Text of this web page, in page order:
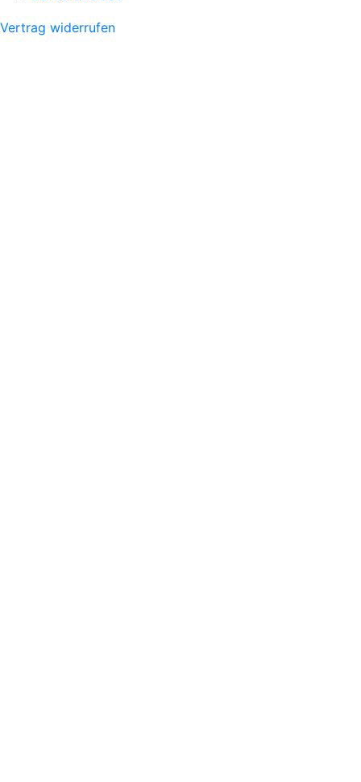
Vertrag widerrufen